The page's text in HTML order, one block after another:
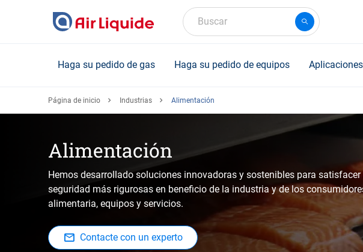
Buscar
Haga su pedido de gas Haga su pedido de equipos Aplicaciones
Página de inicio Industrias Alimentación
Alimentación
Hemos desarrollado soluciones innovadoras y sostenibles para
seguridad más rigurosas en beneficio de la industria y de los
alimentaria, equipos y servicios.
Contacte con un experto